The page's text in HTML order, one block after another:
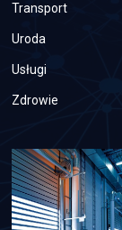
Transport
Uroda
Usługi
Zdrowie